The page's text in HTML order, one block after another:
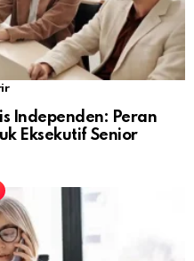
Independen: Peran
Eksekutif Senior